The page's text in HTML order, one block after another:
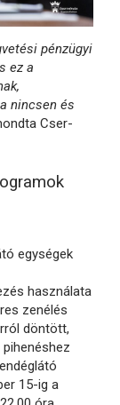
pénzügyi
ez a
nincsen és
Cser-
egységek
használata
zenélés
döntött,
15-ig a